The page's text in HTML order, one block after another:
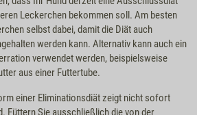
Leckerchen bekommen soll. Am besten
selbst dabei, damit die Diät auch
werden kann. Alternativ kann auch ein
verwendet werden, beispielsweise
aus einer Futtertube.
einer Eliminationsdiät zeigt nicht sofort
Füttern Sie ausschließlich die von der